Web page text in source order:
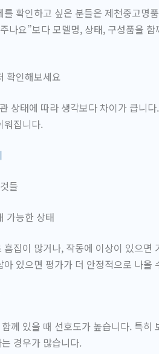
확인하고 싶은 분들은 제천중고명
나요”보다 모델명, 상태, 구성품을
확인해보세요
상태에 따라 생각보다 차이가 큽니
워집니다.
들
가능한 상태
집이 많거나, 작동에 이상이 있으면
있으면 평가가 더 안정적으로 나올
께 있을 때 선호도가 높습니다. 특히
경우가 많습니다.